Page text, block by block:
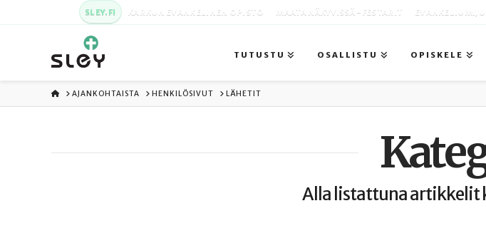
SLEY.FI KARKUN EVANKELINEN OPISTO MAATA NÄKYVISSÄ -FESTARIT
TUTUSTU OSALLISTU OPISKELE
ETUSIVU
AJANKOHTAISTA HENKILÖSIVUT LÄHETIT
Alla listattuna artikkelit